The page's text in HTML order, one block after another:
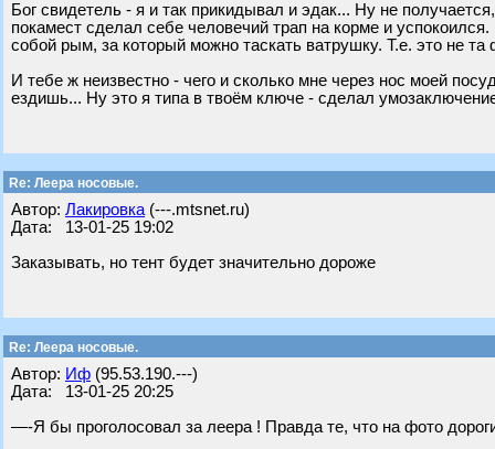
Бог свидетель - я и так прикидывал и эдак... Ну не
покамест сделал себе человечий трап на корме и
собой рым, за который можно таскать ватрушку. Т.е. это не
И тебе ж неизвестно - чего и сколько мне через нос моей
ездишь... Ну это я типа в твоём ключе - сделал
Re: Леера носовые.
Автор: Лакировка (---.mtsnet.ru)
Дата: 13-01-25 19:02
Заказывать, но тент будет значительно дороже
Re: Леера носовые.
Автор: Иф (95.53.190.---)
Дата: 13-01-25 20:25
—-Я бы проголосовал за леера ! Правда те, что на фото